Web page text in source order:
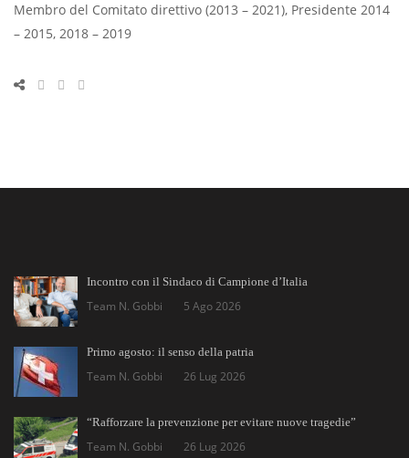
Membro del Comitato direttivo (2013 – 2021), Presidente 2014
– 2015, 2018 – 2019
Incontro con il Sindaco di Campione d’Italia
Team N. Gobbi 5 Ago 2026
Primo agosto: il senso della patria
Team N. Gobbi 26 Lug 2026
“Rafforzare la prevenzione per evitare nuove tragedie”
Team N. Gobbi 26 Lug 2026